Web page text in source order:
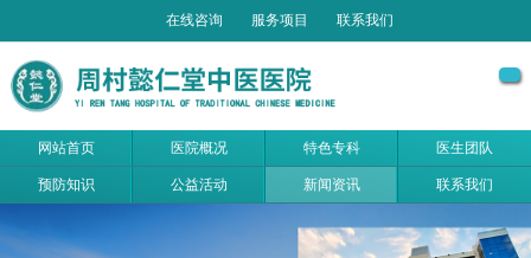
在线咨询 服务项目 联系我们
网站首页 医院概况 特色专科 医生团队
预防知识 公益活动 新闻资讯 联系我们